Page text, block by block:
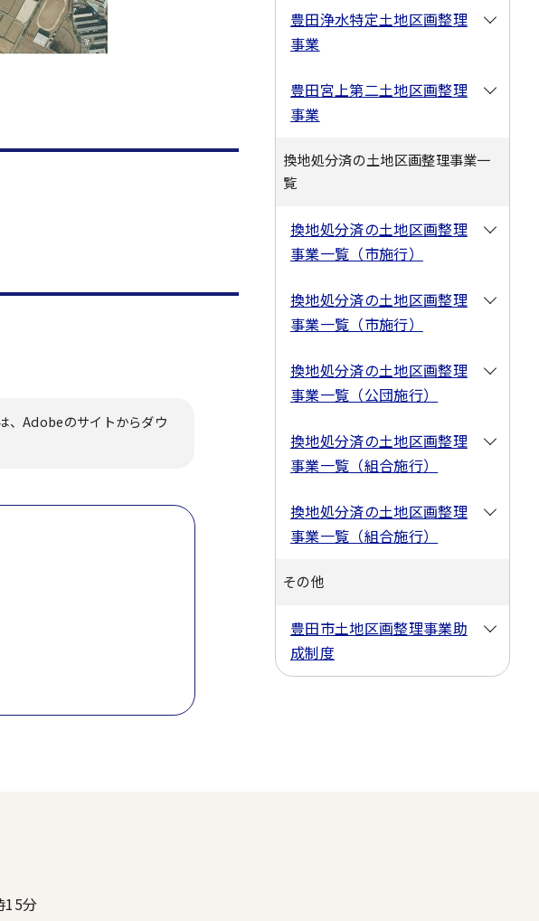
、Adobeのサイトからダウ
豊田浄水特定土地区画整理
事業
豊田宮上第二土地区画整理
事業
換地処分済の土地区画整理事業一
覧
換地処分済の土地区画整理
事業一覧（市施行）
換地処分済の土地区画整理
事業一覧（市施行）
換地処分済の土地区画整理
事業一覧（公団施行）
換地処分済の土地区画整理
事業一覧（組合施行）
換地処分済の土地区画整理
事業一覧（組合施行）
その他
豊田市土地区画整理事業助
成制度
15分